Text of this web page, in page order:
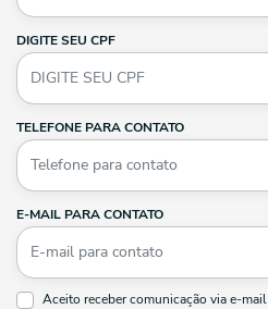
DIGITE SEU CPF
TELEFONE PARA CONTATO
E-MAIL PARA CONTATO
Aceito receber comunicação via e-mail